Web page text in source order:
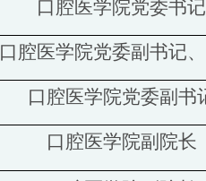
口腔医学院党委书记
口腔医学院党委副书记
口腔医学院党委副书
口腔医学院副院长